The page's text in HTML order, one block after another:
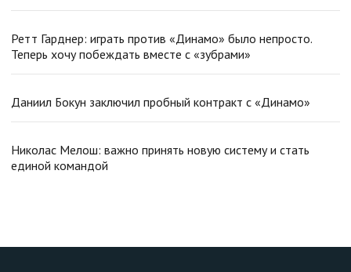
Ретт Гарднер: играть против «Динамо» было непросто.
Теперь хочу побеждать вместе с «зубрами»
Даниил Бокун заключил пробный контракт с «Динамо»
Николас Мелош: важно принять новую систему и стать
единой командой